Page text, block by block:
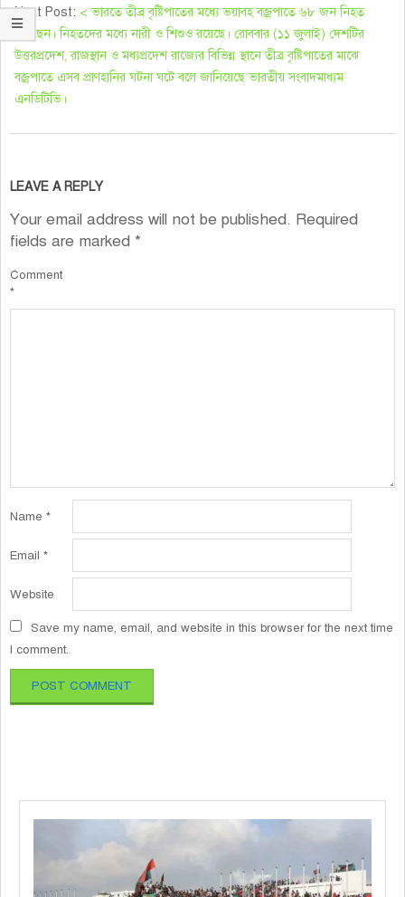
Next Post: < ভারতে তীব্র বৃষ্টিপাতের মধ্যে ভয়াবহ বজ্রপাতে ৬৮ জন নিহত
হয়েছেন। নিহতদের মধ্যে নারী ও শিশুও রয়েছে। রোববার (১১ জুলাই) দেশটির
উত্তরপ্রদেশ, রাজস্থান ও মধ্যপ্রদেশ রাজ্যের বিভিন্ন স্থানে তীব্র বৃষ্টিপাতের মাঝে
বজ্রপাতে এসব প্রাণহানির ঘটনা ঘটে বলে জানিয়েছে ভারতীয় সংবাদমাধ্যম
এনডিটিভি।
LEAVE A REPLY
Your email address will not be published. Required
fields are marked *
Comment
*
Name *
Email *
Website
Save my name, email, and website in this browser for the next time
I comment.